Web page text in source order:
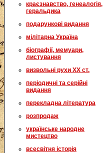
краєзнавство, генеалогія,
геральдика
подарункові видання
мілітарна Україна
біографії, мемуари,
листування
визвольні рухи XX ст.
періодичні та серійні
видання
перекладна література
розпродаж
українське народне
мистецтво
всесвітня історія